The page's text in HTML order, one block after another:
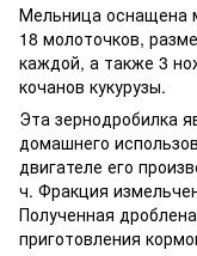
Мельница оснащена
18 молоточков,
каждой, а также 3
кочанов кукурузы.
Эта зернодробилка
домашнего
двигателе его
ч. Фракция
Полученная
приготовления